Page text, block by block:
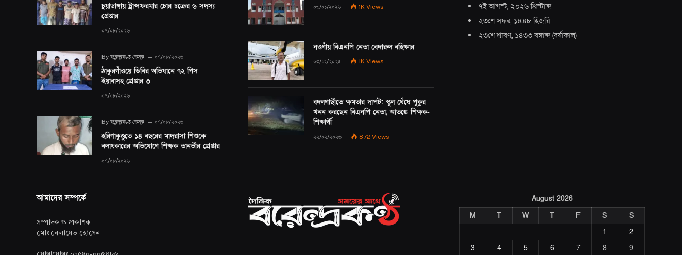
চুয়াডাঙ্গায় ট্রান্সফরমার চোর চক্রের ৬ সদস্য
গ্রেপ্তার
০৭/০৮/২০২৬
By বরেন্দ্রকণ্ঠ ডেস্ক ০৭/০৮/২০২৬
ঠাকুরগাঁওয়ে ডিবির অভিযানে ৭২ পিস
ইয়াবাসহ গ্রেপ্তার ৩
০৭/০৮/২০২৬
By বরেন্দ্রকণ্ঠ ডেস্ক ০৭/০৮/২০২৬
হরিণাকুণ্ডুতে ১৪ বছরের মাদরাসা শিশুকে
বলাৎকারের অভিযোগে শিক্ষক তানভীর গ্রেপ্তার
০৭/০৮/২০২৬
০৩/০১/২০২৬ 1K Views
নওগাঁয় বিএনপি নেতা বেদারুল বহিষ্কার
০৩/১২/২০২৫ 1K Views
বদলগাছীতে ক্ষমতার দাপট: স্কুল ঘেঁষে পুকুর
খনন করছেন বিএনপি নেতা, আতঙ্কে শিক্ষক-
শিক্ষার্থী
২২/০২/২০২৬ 872 Views
৭ই আগস্ট, ২০২৬ খ্রিস্টাব্দ
২৩শে সফর, ১৪৪৮ হিজরি
২৩শে শ্রাবণ, ১৪৩৩ বঙ্গাব্দ (বর্ষাকাল)
আমাদের সম্পর্কে
সম্পাদক ও প্রকাশক
মোঃ বেলায়েত হোসেন
August 2026
M
T W T F S
S
1
2
3
4 5 6 7 8 9